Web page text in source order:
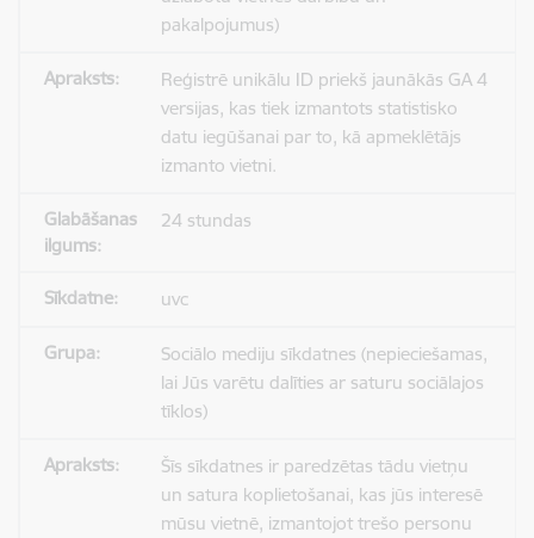
pakalpojumus)
Reģistrē unikālu ID priekš jaunākās GA 4
versijas, kas tiek izmantots statistisko
datu iegūšanai par to, kā apmeklētājs
izmanto vietni.
24 stundas
uvc
Sociālo mediju sīkdatnes (nepieciešamas,
lai Jūs varētu dalīties ar saturu sociālajos
tīklos)
Šīs sīkdatnes ir paredzētas tādu vietņu
un satura koplietošanai, kas jūs interesē
mūsu vietnē, izmantojot trešo personu